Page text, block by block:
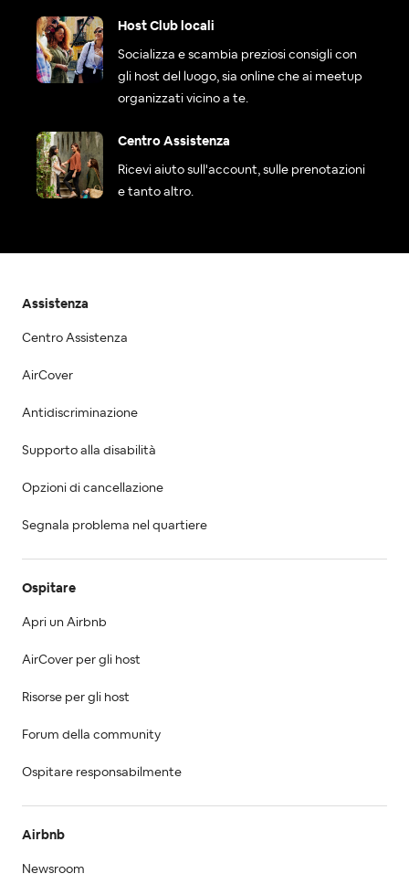
Host Club locali
Socializza e scambia preziosi consigli con
gli host del luogo, sia online che ai meetup
organizzati vicino a te.
Centro Assistenza
Ricevi aiuto sull'account, sulle prenotazioni
e tanto altro.
Assistenza
Centro Assistenza
AirCover
Antidiscriminazione
Supporto alla disabilità
Opzioni di cancellazione
Segnala problema nel quartiere
Ospitare
Apri un Airbnb
AirCover per gli host
Risorse per gli host
Forum della community
Ospitare responsabilmente
Airbnb
Newsroom